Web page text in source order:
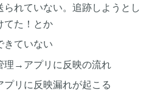
られていない。追跡しようとし
てた！とか
きていない
理→アプリに反映の流れ
プリに反映漏れが起こる